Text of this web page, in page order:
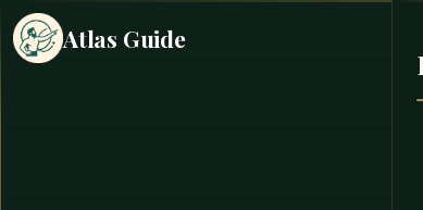
Atlas Guide